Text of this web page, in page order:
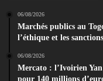
06/08/2026
Marchés publics au
l’éthique et les sanctions
06/08/2026
Mercato : l’Ivoirien
pour 140 millions